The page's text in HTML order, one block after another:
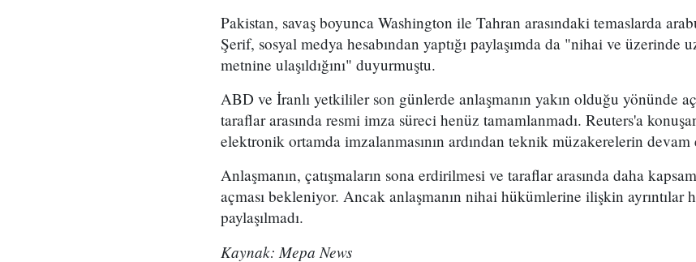
Pakistan, savaş boyunca Washington ile Tahran arasındaki temaslarda
Şerif, sosyal medya hesabından yaptığı paylaşımda da "nihai ve üzerinde
metnine ulaşıldığını" duyurmuştu.
ABD ve İranlı yetkililer son günlerde anlaşmanın yakın olduğu yönünde
taraflar arasında resmi imza süreci henüz tamamlanmadı. Reuters'a
elektronik ortamda imzalanmasının ardından teknik müzakerelerin
Anlaşmanın, çatışmaların sona erdirilmesi ve taraflar arasında daha
açması bekleniyor. Ancak anlaşmanın nihai hükümlerine ilişkin ayrıntılar
paylaşılmadı.
Kaynak: Mepa News